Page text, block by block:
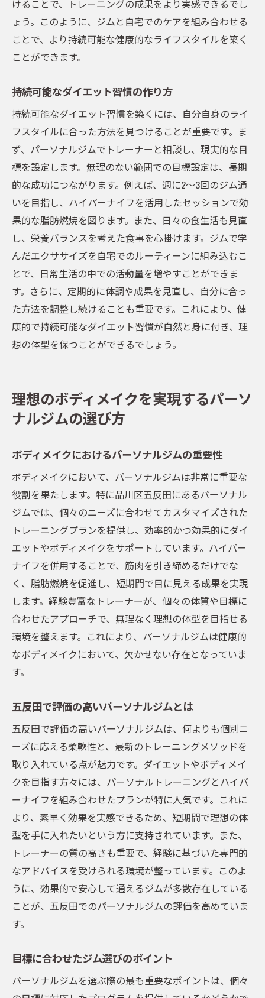
結果にコミットするためのプラン提案
パーソナルジムで全身のバランスを整え健康美
を目指そう
グ
健康的な美しさを追求する生活習慣
パーソナルジムで得られる心身のリフレッ
シュ
バランスの取れた体作りの基本
健康美を維持するためのサポート
けることで、トレーニングの成果をより実感できるでし
ょう。このように、ジムと自宅でのケアを組み合わせる
ことで、より持続可能な健康的なライフスタイルを築く
ことができます。
持続可能なダイエット習慣の作り方
持続可能なダイエット習慣を築くには、自分自身のライ
フスタイルに合った方法を見つけることが重要です。ま
ず、パーソナルジムでトレーナーと相談し、現実的な目
標を設定します。無理のない範囲での目標設定は、長期
的な成功につながります。例えば、週に2〜3回のジム通
いを目指し、ハイパーナイフを活用したセッションで効
果的な脂肪燃焼を図ります。また、日々の食生活も見直
し、栄養バランスを考えた食事を心掛けます。ジムで学
んだエクササイズを自宅でのルーティーンに組み込むこ
とで、日常生活の中での活動量を増やすことができま
す。さらに、定期的に体調や成果を見直し、自分に合っ
た方法を調整し続けることも重要です。これにより、健
康的で持続可能なダイエット習慣が自然と身に付き、理
想の体型を保つことができるでしょう。
理想のボディメイクを実現するパーソ
ナルジムの選び方
ボディメイクにおけるパーソナルジムの重要性
ボディメイクにおいて、パーソナルジムは非常に重要な
役割を果たします。特に品川区五反田にあるパーソナル
ジムでは、個々のニーズに合わせてカスタマイズされた
トレーニングプランを提供し、効率的かつ効果的にダイ
エットやボディメイクをサポートしています。ハイパー
ナイフを併用することで、筋肉を引き締めるだけでな
く、脂肪燃焼を促進し、短期間で目に見える成果を実現
します。経験豊富なトレーナーが、個々の体質や目標に
合わせたアプローチで、無理なく理想の体型を目指せる
環境を整えます。これにより、パーソナルジムは健康的
なボディメイクにおいて、欠かせない存在となっていま
す。
五反田で評価の高いパーソナルジムとは
五反田で評価の高いパーソナルジムは、何よりも個別ニ
ーズに応える柔軟性と、最新のトレーニングメソッドを
取り入れている点が魅力です。ダイエットやボディメイ
クを目指す方々には、パーソナルトレーニングとハイパ
ーナイフを組み合わせたプランが特に人気です。これに
より、素早く効果を実感できるため、短期間で理想の体
型を手に入れたいという方に支持されています。また、
トレーナーの質の高さも重要で、経験に基づいた専門的
なアドバイスを受けられる環境が整っています。このよ
うに、効果的で安心して通えるジムが多数存在している
ことが、五反田でのパーソナルジムの評価を高めていま
す。
目標に合わせたジム選びのポイント
パーソナルジムを選ぶ際の最も重要なポイントは、個々